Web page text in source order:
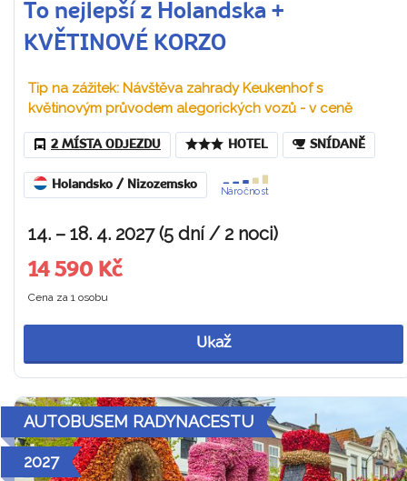
To nejlepší z Holandska +
KVĚTINOVÉ KORZO
Tip na zážitek: Návštěva zahrady Keukenhof s
květinovým průvodem alegorických vozů - v ceně
2 MÍSTA ODJEZDU HOTEL SNÍDANĚ
Holandsko / Nizozemsko
Náročnost
14. – 18. 4. 2027 (5 dní / 2 noci)
14 590 Kč
Cena za 1 osobu
Ukaž
AUTOBUSEM RADYNACESTU
2027